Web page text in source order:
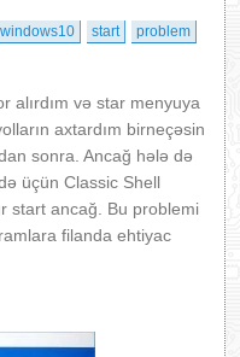
IT LÜĞƏT
windows10 start problem
alırdım və star menyuya
axtardım birneçəsin
sonra. Ancağ hələ də
üçün Classic Shell
start ancağ. Bu problemi
filanda ehtiyac